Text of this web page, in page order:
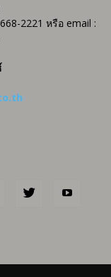
2221 หรือ email :